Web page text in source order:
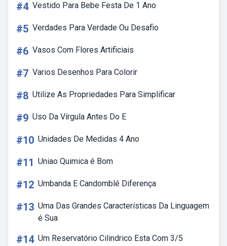
#4 Vestido Para Bebe Festa De 1 Ano
#5 Verdades Para Verdade Ou Desafio
#6 Vasos Com Flores Artificiais
#7 Varios Desenhos Para Colorir
#8 Utilize As Propriedades Para Simplificar
#9 Uso Da Vírgula Antes Do E
#10 Unidades De Medidas 4 Ano
#11 Uniao Quimica é Bom
#12 Umbanda E Candomblé Diferença
#13 Uma Das Grandes Características Da Linguagem
é Sua
#14 Um Reservatório Cilindrico Esta Com 3/5